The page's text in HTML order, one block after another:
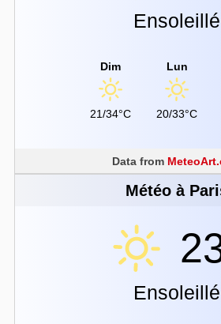
Ensoleillé
Dim
21/34°C
Lun
20/33°C
Data from
Météo à
Ensoleillé